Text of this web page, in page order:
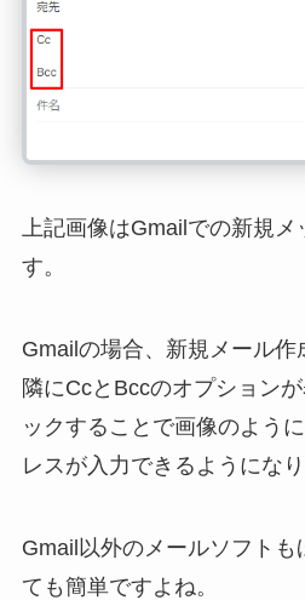
上記画像はGmailでの新規メ
す。
Gmailの場合、新規メール作
隣にCcとBccのオプション
ックすることで画像のよう
レスが入力できるようになり
Gmail以外のメールソフトも
ても簡単ですよね。